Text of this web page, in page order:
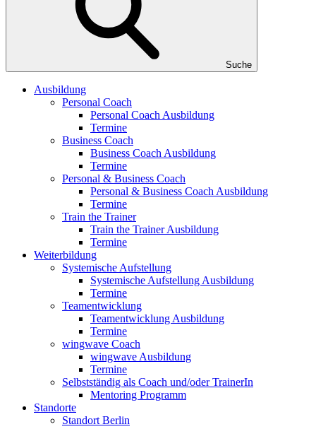
Suche
Ausbildung
Personal Coach
Personal Coach Ausbildung
Termine
Business Coach
Business Coach Ausbildung
Termine
Personal & Business Coach
Personal & Business Coach Ausbildung
Termine
Train the Trainer
Train the Trainer Ausbildung
Termine
Weiterbildung
Systemische Aufstellung
Systemische Aufstellung Ausbildung
Termine
Teamentwicklung
Teamentwicklung Ausbildung
Termine
wingwave Coach
wingwave Ausbildung
Termine
Selbstständig als Coach und/oder TrainerIn
Mentoring Programm
Standorte
Standort Berlin